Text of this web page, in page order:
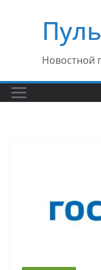
содержимому
Новостной